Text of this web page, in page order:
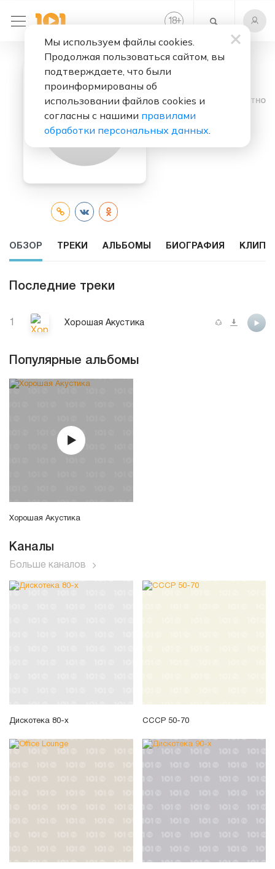
18+
Слушать бесплатно
Og Buda
ОБЗОР ТРЕКИ АЛЬБОМЫ БИОГРАФИЯ КЛИПЫ
Последние треки
Хорошая Акустика
Популярные альбомы
Хорошая Акустика
Каналы
Больше каналов
Дискотека 80-х СССР 50-70
Мы используем файлы cookies.
Продолжая пользоваться сайтом, вы
подтверждаете, что были
проинформированы об
использовании файлов cookies и
согласны с нашими правилами
обработки персональных данных.